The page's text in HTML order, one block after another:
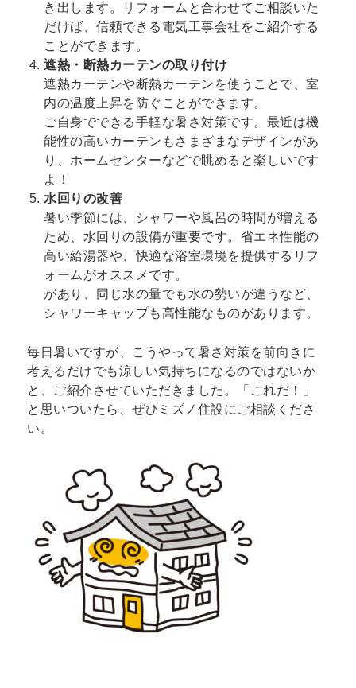
き出します。リフォームと合わせてご相談いた
だけば、信頼できる電気工事会社をご紹介する
ことができます。
遮熱・断熱カーテンの取り付け
遮熱カーテンや断熱カーテンを使うことで、室
内の温度上昇を防ぐことができます。
ご自身でできる手軽な暑さ対策です。最近は機
能性の高いカーテンもさまざまなデザインがあ
り、ホームセンターなどで眺めると楽しいです
よ！
水回りの改善
暑い季節には、シャワーや風呂の時間が増える
ため、水回りの設備が重要です。省エネ性能の
高い給湯器や、快適な浴室環境を提供するリフ
ォームがオススメです。
があり、同じ水の量でも水の勢いが違うなど、
シャワーキャップも高性能なものがあります。
毎日暑いですが、こうやって暑さ対策を前向きに
考えるだけでも涼しい気持ちになるのではないか
と、ご紹介させていただきました。「これだ！」
と思いついたら、ぜひミズノ住設にご相談くださ
い。